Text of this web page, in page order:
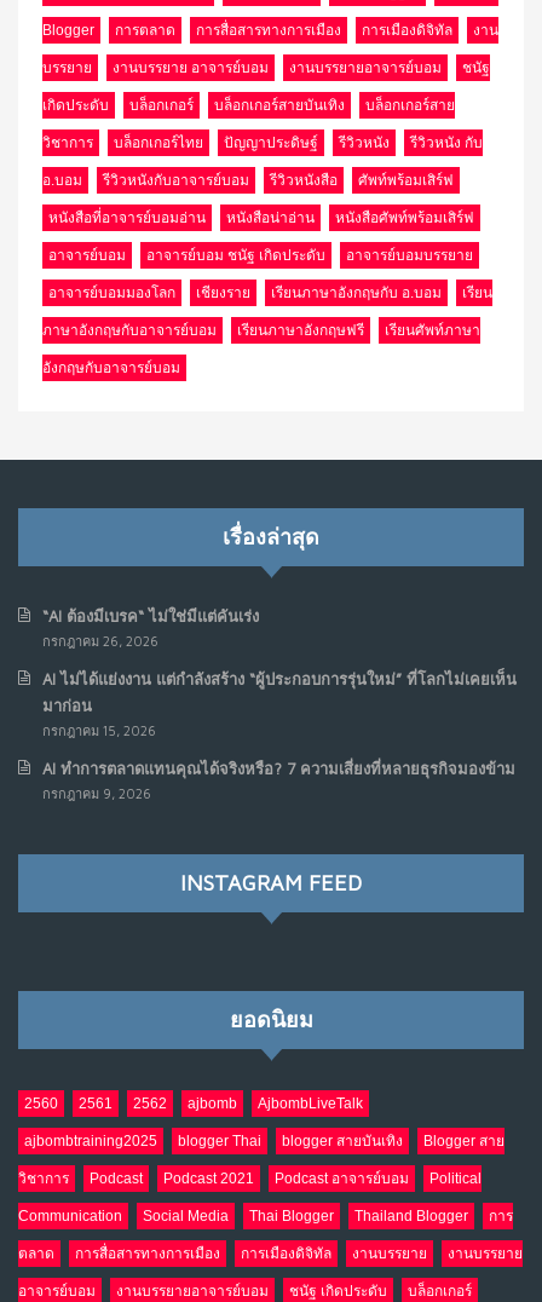
Blogger การตลาด การสื่อสารทางการเมือง การเมืองดิจิทัล งาน
บรรยาย งานบรรยาย อาจารย์บอม งานบรรยายอาจารย์บอม ชนัฐ
เกิดประดับ บล็อกเกอร์ บล็อกเกอร์สายบันเทิง บล็อกเกอร์สาย
วิชาการ บล็อกเกอร์ไทย ปัญญาประดิษฐ์ รีวิวหนัง รีวิวหนัง กับ
อ.บอม รีวิวหนังกับอาจารย์บอม รีวิวหนังสือ ศัพท์พร้อมเสิร์ฟ
หนังสือที่อาจารย์บอมอ่าน หนังสือน่าอ่าน หนังสือศัพท์พร้อมเสิร์ฟ
อาจารย์บอม อาจารย์บอม ชนัฐ เกิดประดับ อาจารย์บอมบรรยาย
อาจารย์บอมมองโลก เชียงราย เรียนภาษาอังกฤษกับ อ.บอม เรียน
ภาษาอังกฤษกับอาจารย์บอม เรียนภาษาอังกฤษฟรี เรียนศัพท์ภาษา
อังกฤษกับอาจารย์บอม
เรื่องล่าสุด
“AI ต้องมีเบรค“ ไม่ใช่มีแต่คันเร่ง
กรกฎาคม 26, 2026
AI ไม่ได้แย่งงาน แต่กำลังสร้าง “ผู้ประกอบการรุ่นใหม่” ที่โลกไม่เคยเห็น
มาก่อน
กรกฎาคม 15, 2026
AI ทำการตลาดแทนคุณได้จริงหรือ? 7 ความเสี่ยงที่หลายธุรกิจมองข้าม
กรกฎาคม 9, 2026
INSTAGRAM FEED
ยอดนิยม
2560 2561 2562 ajbomb AjbombLiveTalk
ajbombtraining2025 blogger Thai blogger สายบันเทิง Blogger สาย
วิชาการ Podcast Podcast 2021 Podcast อาจารย์บอม Political
Communication Social Media Thai Blogger Thailand Blogger การ
ตลาด การสื่อสารทางการเมือง การเมืองดิจิทัล งานบรรยาย งานบรรยาย
อาจารย์บอม งานบรรยายอาจารย์บอม ชนัฐ เกิดประดับ บล็อกเกอร์